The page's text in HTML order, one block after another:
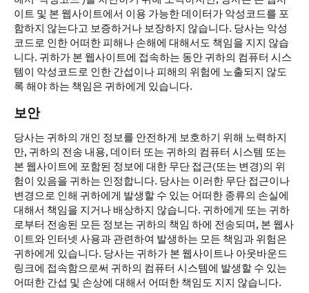
이트 및 본 웹사이트에서 이용 가능한 데이터가 악성코드를 포
함하지 않는다고 보증하거나 보장하지 않습니다. 당사는 악성
코드로 인한 어떠한 피해나 손해에 대해서도 책임을 지지 않습
니다. 귀하가 본 웹사이트에 접속하는 동안 귀하의 컴퓨터 시스
템이 악성코드로 인한 간섭이나 피해의 위험에 노출되지 않도
록 해야 하는 책임은 귀하에게 있습니다.
보안
당사는 귀하의 개인 정보를 안전하게 보호하기 위해 노력하지
만, 귀하의 전송 내용, 데이터 또는 귀하의 컴퓨터 시스템 또는
본 웹사이트에 포함된 정보에 대한 무단 접근(또는 변경)의 위
험이 있음을 귀하는 인정합니다. 당사는 이러한 무단 접근이나
변경으로 인해 귀하에게 발생할 수 있는 어떠한 종류의 손실에
대해서 책임을 지거나 배상하지 않습니다. 귀하에게 또는 귀하
로부터 전송된 모든 정보는 귀하의 책임 하에 전송되며, 본 웹사
이트와 인터넷 사용과 관련하여 발생하는 모든 책임과 위험은
귀하에게 있습니다. 당사는 귀하가 본 웹사이트나 아웃바운드
링크에 접속함으로써 귀하의 컴퓨터 시스템에 발생할 수 있는
어떠한 간섭 및 손상에 대해서 어떠한 책임도 지지 않습니다.